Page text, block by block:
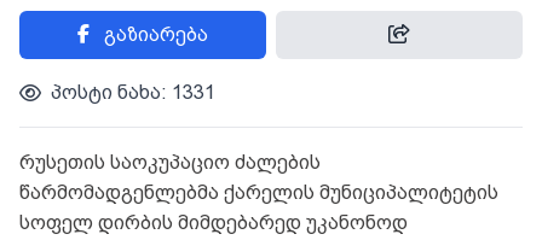
გაზიარება
პოსტი ნახა: 1331
რუსეთის საოკუპაციო ძალების
წარმომადგენლებმა ქარელის მუნიციპალიტეტის
სოფელ დირბის მიმდებარედ უკანონოდ